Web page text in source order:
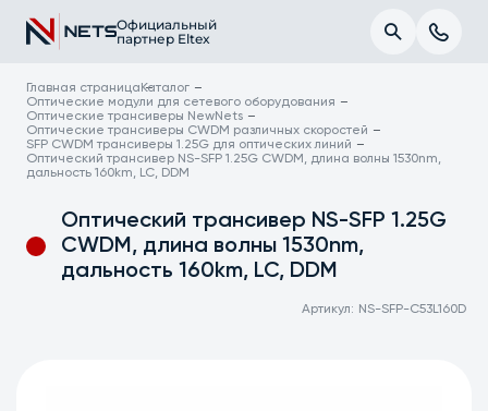
Официальный
партнер Eltex
Главная страница Каталог
Оптические модули для сетевого оборудования
Оптические трансиверы NewNets
Оптические трансиверы CWDM различных скоростей
SFP CWDM трансиверы 1.25G для оптических линий
Оптический трансивер NS-SFP 1.25G CWDM, длина волны 1530nm,
дальность 160km, LC, DDM
Оптический трансивер NS-SFP 1.25G
CWDM, длина волны 1530nm,
дальность 160km, LC, DDM
Артикул: NS-SFP-C53L160D